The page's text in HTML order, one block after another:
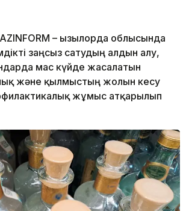
– Қызылорда облысында
заңсыз сатудың алдын алу,
мас күйде жасалатын
және қылмыстың жолын кесу
жұмыс атқарылып